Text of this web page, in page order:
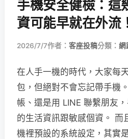
手機安全健檢：這
資可能早就在外流
2026/7/7作者： 客座投稿分類： 網
在人手一機的時代，大家每
包，但絕對不會忘記帶手機
帳、還是用 LINE 聯繫朋友
的生活資訊跟敏感個資。 而
機裡預設的系統設定，其實